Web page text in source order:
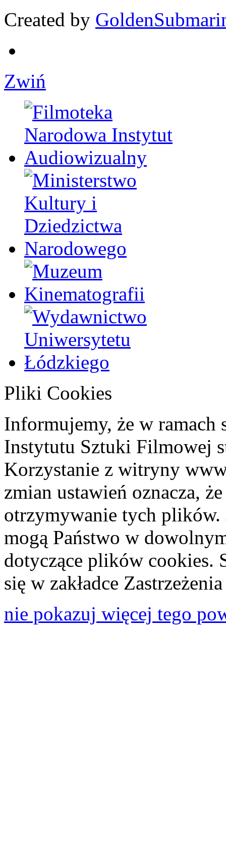
Created by
Zwiń
Pliki Cookies
Informujemy, że w ramach
Instytutu Sztuki Filmowej
Korzystanie z witryny
zmian ustawień oznacza,
otrzymywanie tych plików.
mogą Państwo w
dotyczące plików cookies.
się w zakładce
nie pokazuj więcej tego